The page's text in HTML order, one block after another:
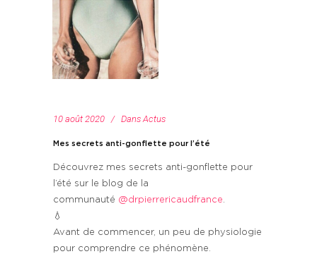
10 août 2020 Dans Actus
Mes secrets anti-gonflette pour l’été
Découvrez mes secrets anti-gonflette pour
l’été sur le blog de la
communauté @drpierrericaudfrance.
💧
Avant de commencer, un peu de physiologie
pour comprendre ce phénomène.